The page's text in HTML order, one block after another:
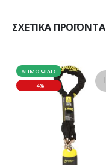
ΣΧΕΤΙΚΆ ΠΡΟΪΌΝΤΑ
ΔΗΜΟΦΙΛΈΣ
-4%